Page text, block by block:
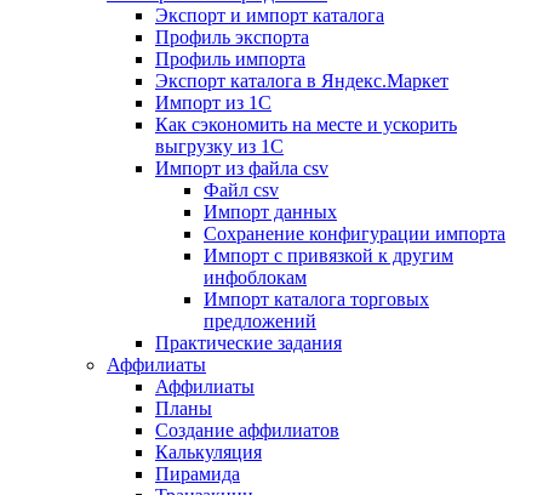
Экспорт и импорт каталога
Профиль экспорта
Профиль импорта
Экспорт каталога в Яндекс.Маркет
Импорт из 1С
Как сэкономить на месте и ускорить
выгрузку из 1С
Импорт из файла csv
Файл csv
Импорт данных
Сохранение конфигурации импорта
Импорт с привязкой к другим
инфоблокам
Импорт каталога торговых
предложений
Практические задания
Аффилиаты
Аффилиаты
Планы
Создание аффилиатов
Калькуляция
Пирамида